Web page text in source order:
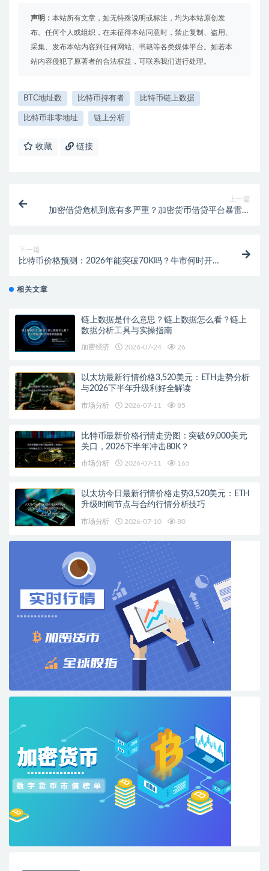
声明： 本站所有文章，如无特殊说明或标注，均为本站原创发
布。任何个人或组织，在未征得本站同意时，禁止复制、盗用、
采集、发布本站内容到任何网站、书籍等各类媒体平台。如若本
站内容侵犯了原著者的合法权益，可联系我们进行处理。
BTC地址数 比特币持有者 比特币链上数据
比特币非零地址 链上分析
收藏 链接
上一篇
加密借贷危机到底有多严重？加密货币借贷平台暴雷影
下一篇
比特币价格预测：2026年能突破70K吗？牛市何时开
相关文章
链上数据是什么意思？链上数据怎么看？链上
数据分析工具与实操指南
加密经济 2026-07-24 26
以太坊最新行情价格3,520美元：ETH走势分析
与2026下半年升级利好全解读
市场分析 2026-07-11 85
比特币最新价格行情走势图：突破69,000美元
关口，2026下半年冲击80K？
市场分析 2026-07-11 165
以太坊今日最新行情价格走势3,520美元：ETH
升级时间节点与合约行情分析技巧
市场分析 2026-07-10 80